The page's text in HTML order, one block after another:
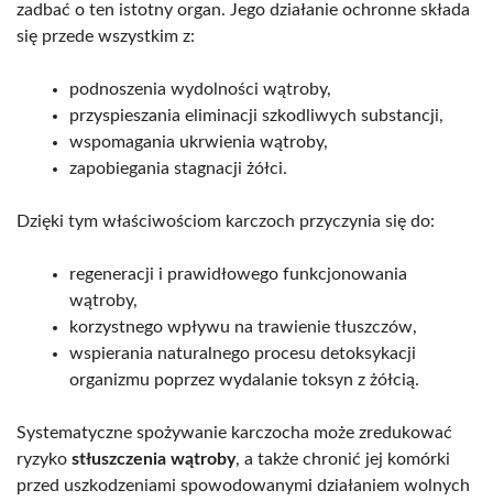
zadbać o ten istotny organ. Jego działanie ochronne składa
się przede wszystkim z:
podnoszenia wydolności wątroby,
przyspieszania eliminacji szkodliwych substancji,
wspomagania ukrwienia wątroby,
zapobiegania stagnacji żółci.
Dzięki tym właściwościom karczoch przyczynia się do:
regeneracji i prawidłowego funkcjonowania
wątroby,
korzystnego wpływu na trawienie tłuszczów,
wspierania naturalnego procesu detoksykacji
organizmu poprzez wydalanie toksyn z żółcią.
Systematyczne spożywanie karczocha może zredukować
ryzyko stłuszczenia wątroby, a także chronić jej komórki
przed uszkodzeniami spowodowanymi działaniem wolnych